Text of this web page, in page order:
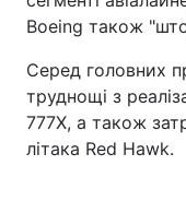
Boeing також
Серед головних
труднощі з
777X, а також
літака Red Hawk.